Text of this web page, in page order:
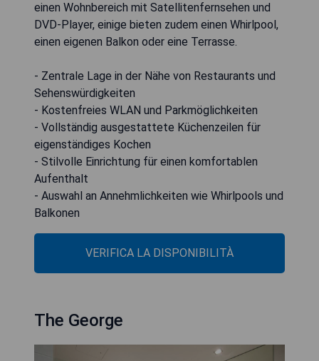
einen Wohnbereich mit Satellitenfernsehen und
DVD-Player, einige bieten zudem einen Whirlpool,
einen eigenen Balkon oder eine Terrasse.
- Zentrale Lage in der Nähe von Restaurants und
Sehenswürdigkeiten
- Kostenfreies WLAN und Parkmöglichkeiten
- Vollständig ausgestattete Küchenzeilen für
eigenständiges Kochen
- Stilvolle Einrichtung für einen komfortablen
Aufenthalt
- Auswahl an Annehmlichkeiten wie Whirlpools und
Balkonen
VERIFICA LA DISPONIBILITÀ
The George